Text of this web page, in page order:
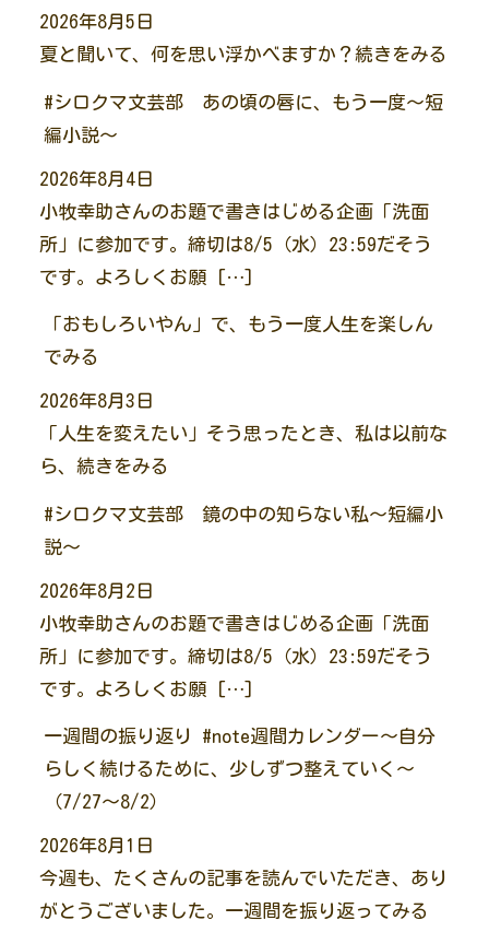
2026年8月5日
夏と聞いて、何を思い浮かべますか？続きをみる
#シロクマ文芸部 あの頃の唇に、もう一度～短
編小説～
2026年8月4日
小牧幸助さんのお題で書きはじめる企画「洗面
所」に参加です。締切は8/5（水）23:59だそう
です。よろしくお願 […]
「おもしろいやん」で、もう一度人生を楽しん
でみる
2026年8月3日
「人生を変えたい」そう思ったとき、私は以前な
ら、続きをみる
#シロクマ文芸部 鏡の中の知らない私～短編小
説～
2026年8月2日
小牧幸助さんのお題で書きはじめる企画「洗面
所」に参加です。締切は8/5（水）23:59だそう
です。よろしくお願 […]
一週間の振り返り #note週間カレンダー～自分
らしく続けるために、少しずつ整えていく～
（7/27～8/2）
2026年8月1日
今週も、たくさんの記事を読んでいただき、あり
がとうございました。一週間を振り返ってみる